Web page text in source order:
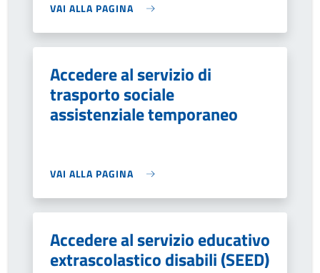
VAI ALLA PAGINA
Accedere al servizio di
trasporto sociale
assistenziale temporaneo
VAI ALLA PAGINA
Accedere al servizio educativo
extrascolastico disabili (SEED)